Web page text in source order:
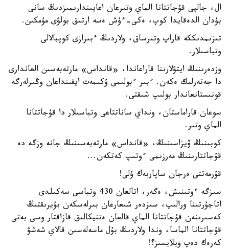
ال، جالپى قۇجاتتانا الماي وتىرعان اعايىندارىمىزدىڭ سانى
بۇدان الدەقايدا كوپ، ەكى-ءۇش ەسە ارتىق بولۋى مۇمكىن.
تىزىمدىككە قاراپ وتىرساق، ولاردىڭ ءبىرازى كوپبالالى
وتباسىلار.
وزدەرىنىڭ ايتۋلارىنا قاراعاندا، «قانداس» مارتەبەسىن العاندارى
دا جەتەرلىك ەكەن. ءبىر ءبولىمى ۇكىمەت ايقىنداعان وڭىرلەرگە
قونىستانعاندار بولىپ شىقتى.
سوعان قاراماستان، ونداي ساناتتاعى وتباسىلار دا قۇجاتتانا
الماي وتىر.
كوبىنىڭ ۆيزاسىنىڭ، «قانداس» مارتەبەسىنىڭ جانە وزگە دە
قۇجاتتارىنىڭ مەرزىمى ءوتىپ كەتكەن...
قۇرمەتتى ەرجان ساپاربەك ۇلى!
سىزگە ءوتىنىش، ەگەر، اتالعان 430 وتباسى سەكىلدى
اتاجۇرتىنا ورالىپ، سىزدەر شىعارعان بىرلەسكەن بۇيرىقتىڭ
كەسىرىنەن قۇجاتتانا الماي قالعان ەتنيكالىق قازاقتار وسى بەتى
قۇجاتتانا الماسا، وندا ولاردىڭ بۇل ماسەلەسىن قالاي شەشۋ
كەرەك دەپ ويلايسىز؟!